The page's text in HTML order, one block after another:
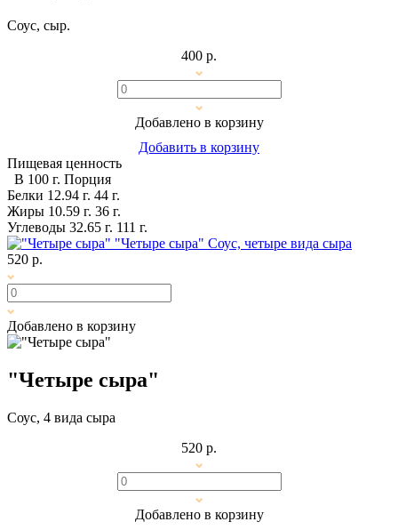
Соус, сыр.
400 р.
Добавлено в корзину
Добавить в корзину
Пищевая ценность
В 100 г. Порция
Белки 12.94 г. 44 г.
Жиры 10.59 г. 36 г.
Углеводы 32.65 г. 111 г.
"Четыре сыра" Соус, четыре вида сыра
520 р.
Добавлено в корзину
"Четыре сыра"
Соус, 4 вида сыра
520 р.
Добавлено в корзину